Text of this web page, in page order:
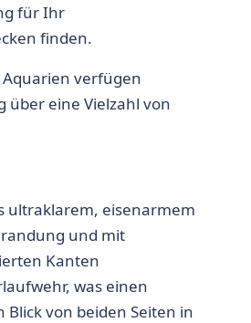
für Ihr
finden.
Aquarien verfügen
über eine Vielzahl von
ultraklarem, eisenarmem
und mit
Kanten
was einen
von beiden Seiten in